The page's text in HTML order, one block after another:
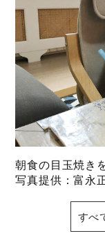
朝食の目玉焼き
写真提供：富永
すべ